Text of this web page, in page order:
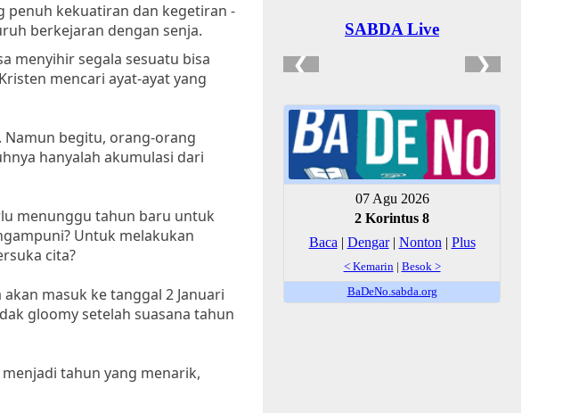
penuh kekuatiran dan kegetiran -
berkejaran dengan senja.
menyihir segala sesuatu bisa
mencari ayat-ayat yang
begitu, orang-orang
hanyalah akumulasi dari
menunggu tahun baru untuk
Untuk melakukan
cita?
masuk ke tanggal 2 Januari
gloomy setelah suasana tahun
tahun yang menarik,